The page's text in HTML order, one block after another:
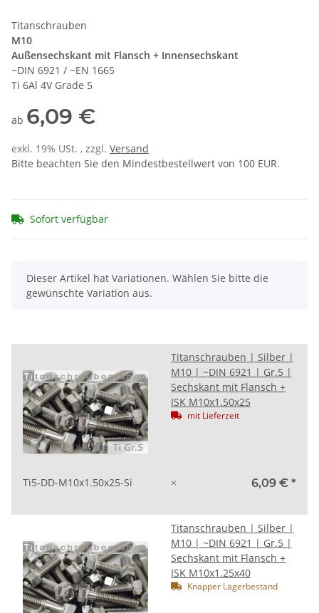
Titanschrauben
M10
Außensechskant mit Flansch + Innensechskant
~DIN 6921 / ~EN 1665
Ti 6Al 4V Grade 5
ab 6,09 €
exkl. 19% USt. , zzgl. Versand
Bitte beachten Sie den Mindestbestellwert von 100 EUR.
Sofort verfügbar
x
Dieser Artikel hat Variationen. Wählen Sie bitte die
gewünschte Variation aus.
Titanschrauben | Silber |
M10 | ~DIN 6921 | Gr.5 |
Sechskant mit Flansch +
ISK M10x1.50x25
mit Lieferzeit
Ti5-DD-M10x1.50x25-Si × 6,09 € *
Titanschrauben | Silber |
M10 | ~DIN 6921 | Gr.5 |
Sechskant mit Flansch +
ISK M10x1.25x40
Knapper Lagerbestand